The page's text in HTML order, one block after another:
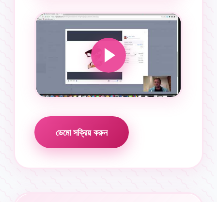
ডেমো সক্রিয় করুন